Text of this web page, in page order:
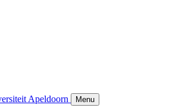
Menu